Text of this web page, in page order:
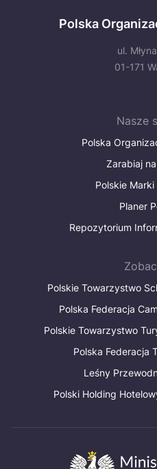
Polska
ul.
01-171
Nasze
Polska
Zarabiaj
Polskie
Planer
Repozytorium
Polskie Towarzystwo
Polska Federacja
Polskie Towarzystwo
Polska Federacja
Leśny
Polski Holding